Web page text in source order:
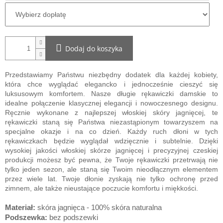
Dodaj do koszyka
Przedstawiamy Państwu niezbędny dodatek dla każdej kobiety,
która chce wyglądać elegancko i jednocześnie cieszyć się
luksusowym komfortem. Nasze długie rękawiczki damskie to
idealne połączenie klasycznej elegancji i nowoczesnego designu.
Ręcznie wykonane z najlepszej włoskiej skóry jagnięcej, te
rękawiczki staną się Państwa niezastąpionym towarzyszem na
specjalne okazje i na co dzień. Każdy ruch dłoni w tych
rękawiczkach będzie wyglądał wdzięcznie i subtelnie. Dzięki
wysokiej jakości włoskiej skórze jagnięcej i precyzyjnej czeskiej
produkcji możesz być pewna, że ​​Twoje rękawiczki przetrwają nie
tylko jeden sezon, ale staną się Twoim nieodłącznym elementem
przez wiele lat. Twoje dłonie zyskają nie tylko ochronę przed
zimnem, ale także nieustające poczucie komfortu i miękkości.
Materiał: skóra jagnięca - 100% skóra naturalna
Podszewka: bez podszewki